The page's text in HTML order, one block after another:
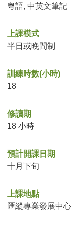
粵語, 中英文筆記
上課模式
半日或晚間制
訓練時數(小時)
18
修讀期
18 小時
預計開課日期
十月下旬
上課地點
匯縱專業發展中